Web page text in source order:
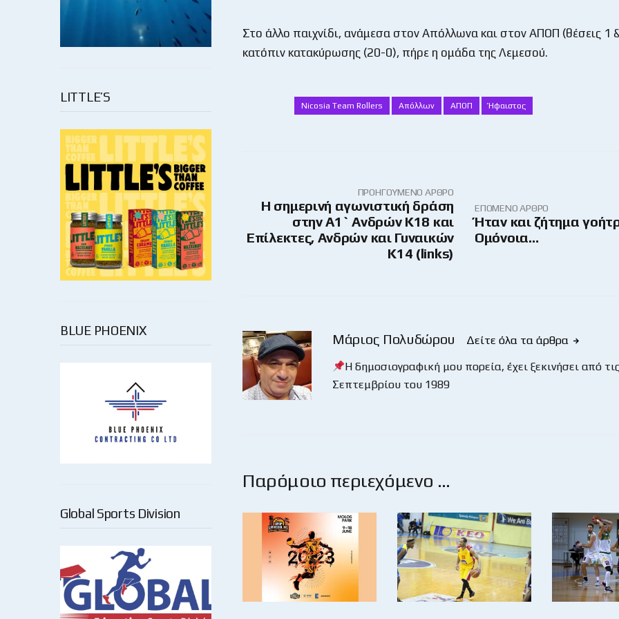
LITTLE’S
BLUE PHOENIX
Global Sports Division
Στο άλλο παιχνίδι, ανάμεσα στον Απόλλωνα και στον ΑΠΟΠ (θέσεις 1
κατόπιν κατακύρωσης (20-0), πήρε η ομάδα της Λεμεσού.
Nicosia Team Rollers Απόλλων ΑΠΟΠ Ήφαιστος
ΠΡΟΗΓΟΎΜΕΝΟ ΆΡΘΡΟ
Η σημερινή αγωνιστική δράση
στην Α1` Ανδρών Κ18 και
Επίλεκτες, Ανδρών και Γυναικών
Κ14 (links)
ΕΠΌΜΕΝΟ ΆΡΘΡΟ
Ήταν και ζήτημα
Ομόνοια…
Μάριος Πολυδώρου
Δείτε όλα τα άρθρα
Η δημοσιογραφική μου πορεία, έχει ξεκινήσει από
Σεπτεμβρίου του 1989
Παρόμοιο περιεχόμενο …